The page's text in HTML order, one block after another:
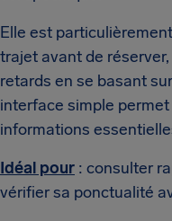
Elle est
trajet avant de
retards en se basant
interface simple
informations
Idéal pour : consulter
vérifier sa ponctualité